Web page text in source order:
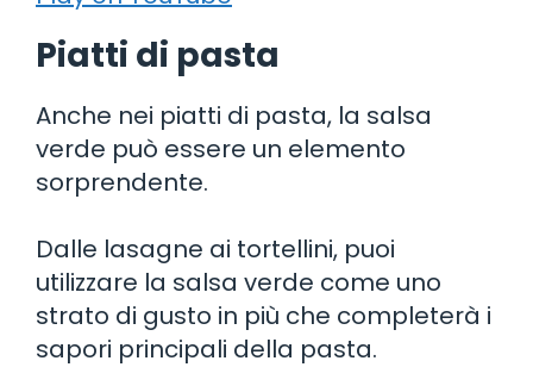
Piatti di pasta
Anche nei piatti di pasta, la salsa
verde può essere un elemento
sorprendente.
Dalle lasagne ai tortellini, puoi
utilizzare la salsa verde come uno
strato di gusto in più che completerà i
sapori principali della pasta.